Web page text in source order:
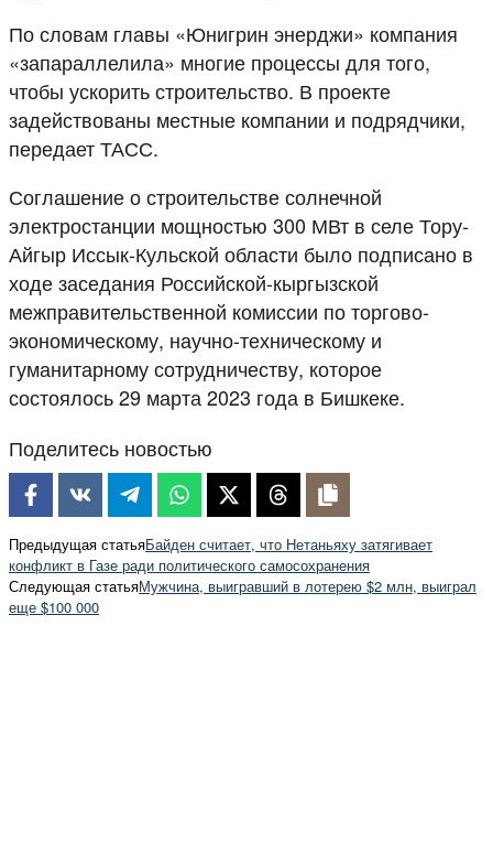
По словам главы «Юнигрин энерджи» компания
«запараллелила» многие процессы для того,
чтобы ускорить строительство. В проекте
задействованы местные компании и подрядчики,
передает ТАСС.
Соглашение о строительстве солнечной
электростанции мощностью 300 МВт в селе Тору-
Айгыр Иссык-Кульской области было подписано в
ходе заседания Российской-кыргызской
межправительственной комиссии по торгово-
экономическому, научно-техническому и
гуманитарному сотрудничеству, которое
состоялось 29 марта 2023 года в Бишкеке.
Поделитесь новостью
Предыдущая статьяБайден считает, что Нетаньяху затягивает
конфликт в Газе ради политического самосохранения
Следующая статьяМужчина, выигравший в лотерею $2 млн, выиграл
еще $100 000